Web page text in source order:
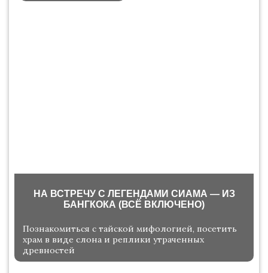
НА ВСТРЕЧУ С ЛЕГЕНДАМИ СИАМА — ИЗ
БАНГКОКА (ВСЁ ВКЛЮЧЕНО)
Познакомиться с тайской мифологией, посетить
храм в виде слона и реплики утраченных
древностей